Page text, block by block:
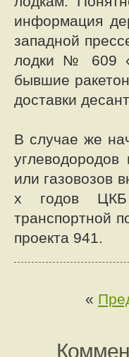
информация
западной
лодки № 609
бывшие
доставки
В случае же
или газовозов
х годов ЦКБ
транспортной
проекта 941.
«